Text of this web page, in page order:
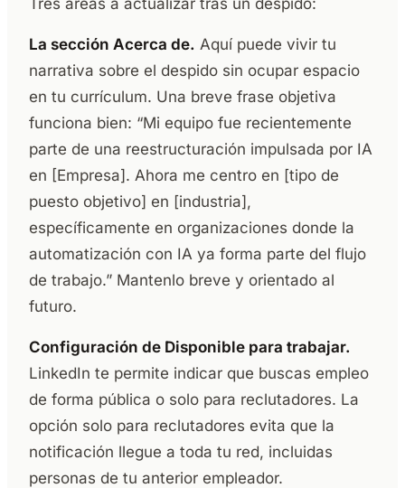
Tres áreas a actualizar tras un despido:
La sección Acerca de. Aquí puede vivir tu
narrativa sobre el despido sin ocupar espacio
en tu currículum. Una breve frase objetiva
funciona bien: “Mi equipo fue recientemente
parte de una reestructuración impulsada por IA
en [Empresa]. Ahora me centro en [tipo de
puesto objetivo] en [industria],
específicamente en organizaciones donde la
automatización con IA ya forma parte del flujo
de trabajo.” Mantenlo breve y orientado al
futuro.
Configuración de Disponible para trabajar.
LinkedIn te permite indicar que buscas empleo
de forma pública o solo para reclutadores. La
opción solo para reclutadores evita que la
notificación llegue a toda tu red, incluidas
personas de tu anterior empleador.